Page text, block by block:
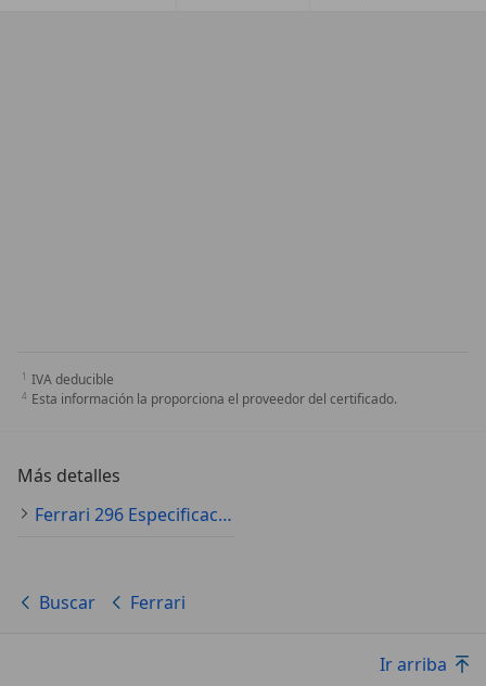
IVA deducible
Esta información la proporciona el proveedor del certificado.
Más detalles
Ferrari 296 Especificaciones técnicas
Buscar Ferrari
Ir arriba